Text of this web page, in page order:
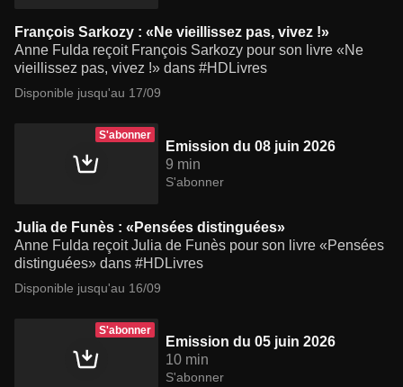
François Sarkozy : «Ne vieillissez pas, vivez !»
Anne Fulda reçoit François Sarkozy pour son livre «Ne
vieillissez pas, vivez !» dans #HDLivres
Disponible jusqu'au 17/09
S'abonner
Emission du 08 juin 2026
9 min
S'abonner
Julia de Funès : «Pensées distinguées»
Anne Fulda reçoit Julia de Funès pour son livre «Pensées
distinguées» dans #HDLivres
Disponible jusqu'au 16/09
S'abonner
Emission du 05 juin 2026
10 min
S'abonner